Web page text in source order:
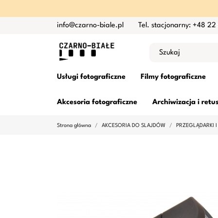
info@czarno-biale.pl Tel. stacjonarny: +48 22
Usługi fotograficzne Filmy fotograficzne
Akcesoria fotograficzne Archiwizacja i
Strona główna AKCESORIA DO SLAJDÓW PRZEGLĄDARKI I